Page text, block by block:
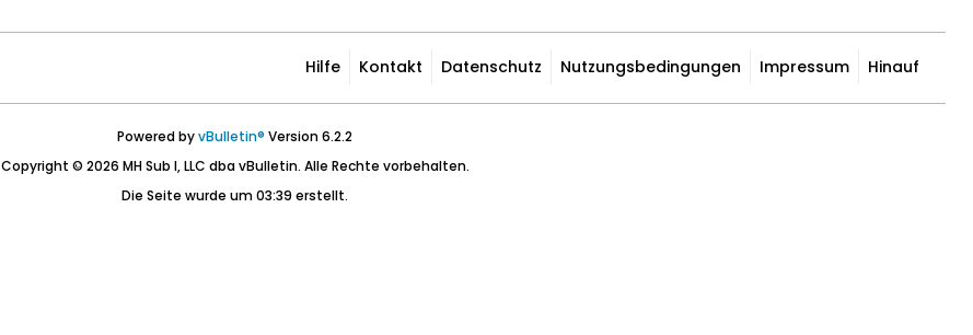
Hilfe Kontakt Datenschutz Nutzungsbedingungen Impressum Hinauf
Powered byvBulletin® Version 6.2.2
Copyright © 2026 MH Sub I, LLC dba vBulletin. Alle Rechte vorbehalten.
Die Seite wurde um 03:39 erstellt.